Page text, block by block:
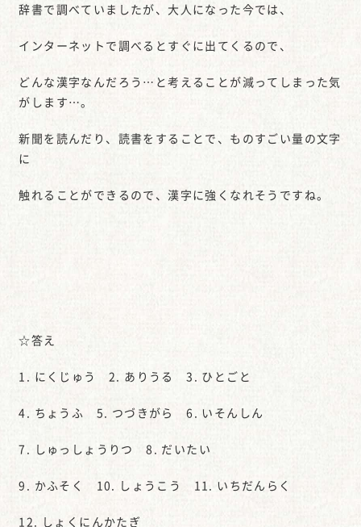
辞書で調べていましたが、大人になった今では、
インターネットで調べるとすぐに出てくるので、
どんな漢字なんだろう…と考えることが減ってしまった気
がします…。
新聞を読んだり、読書をすることで、ものすごい量の文字
に
触れることができるので、漢字に強くなれそうですね。
☆答え
1. にくじゅう 2. ありうる 3. ひとごと
4. ちょうふ 5. つづきがら 6. いそんしん
7. しゅっしょうりつ 8. だいたい
9. かふそく 10. しょうこう 11. いちだんらく
12. しょくにんかたぎ